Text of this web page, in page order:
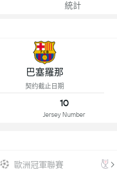
統計
巴塞羅那
契约截止日期
10
Jersey Number
歐洲冠軍聯賽